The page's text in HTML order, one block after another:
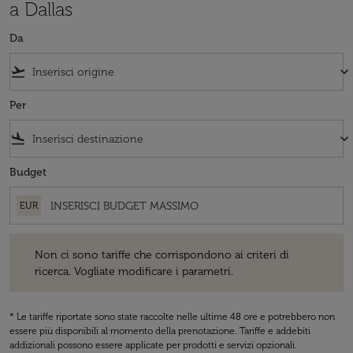
a Dallas
Da
flight_takeoff keyboard_arrow_down
Per
flight_land keyboard_arrow_down
Budget
EUR
Non ci sono tariffe che corrispondono ai criteri di
ricerca. Vogliate modificare i parametri.
* Le tariffe riportate sono state raccolte nelle ultime 48 ore e potrebbero non
essere più disponibili al momento della prenotazione. Tariffe e addebiti
addizionali possono essere applicate per prodotti e servizi opzionali.